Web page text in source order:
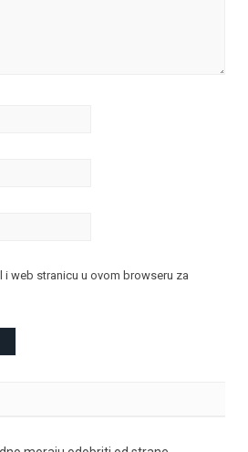
i web stranicu u ovom browseru za